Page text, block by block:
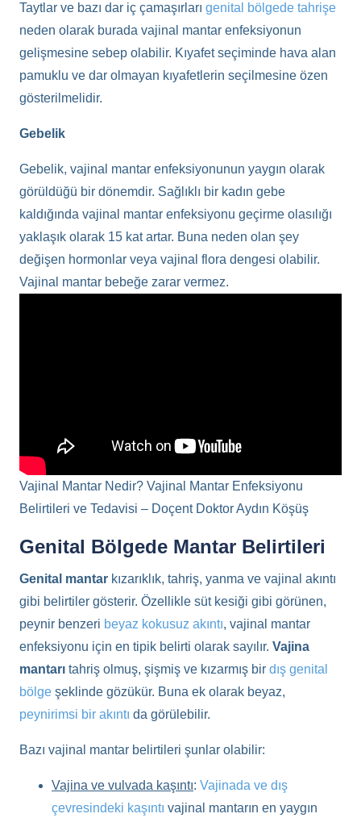
Taytlar ve bazı dar iç çamaşırları genital bölgede tahrişe
neden olarak burada vajinal mantar enfeksiyonun
gelişmesine sebep olabilir. Kıyafet seçiminde hava alan
pamuklu ve dar olmayan kıyafetlerin seçilmesine özen
gösterilmelidir.
Gebelik
Gebelik, vajinal mantar enfeksiyonunun yaygın olarak
görüldüğü bir dönemdir. Sağlıklı bir kadın gebe
kaldığında vajinal mantar enfeksiyonu geçirme olasılığı
yaklaşık olarak 15 kat artar. Buna neden olan şey
değişen hormonlar veya vajinal flora dengesi olabilir.
Vajinal mantar bebeğe zarar vermez.
Vajinal Mantar Nedir? Vajinal Mantar Enfeksiyonu
Belirtileri ve Tedavisi – Doçent Doktor Aydın Köşüş
Genital Bölgede Mantar Belirtileri
Genital mantar kızarıklık, tahriş, yanma ve vajinal akıntı
gibi belirtiler gösterir. Özellikle süt kesiği gibi görünen,
peynir benzeri beyaz kokusuz akıntı, vajinal mantar
enfeksiyonu için en tipik belirti olarak sayılır. Vajina
mantarı tahriş olmuş, şişmiş ve kızarmış bir dış genital
bölge şeklinde gözükür. Buna ek olarak beyaz,
peynirimsi bir akıntı da görülebilir.
Bazı vajinal mantar belirtileri şunlar olabilir:
Vajina ve vulvada kaşıntı: Vajinada ve dış
çevresindeki kaşıntı vajinal mantarın en yaygın